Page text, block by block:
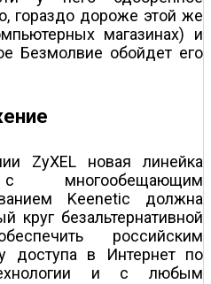
гораздо дороже этой же
магазинах) и
Безмолвие обойдет его
ZyXEL новая линейка
с многообещающим
Keenetic должна
круг безальтернативной
российским
доступа в Интернет по
и с любым